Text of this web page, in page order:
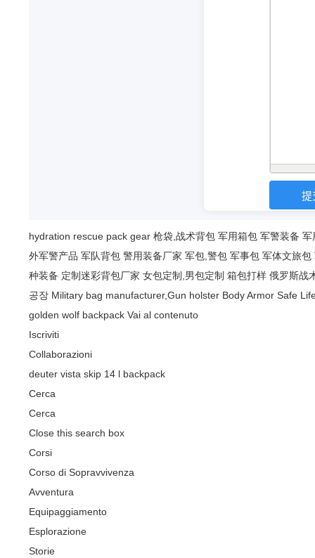
hydration rescue pack gear 枪袋,战术背包 军用箱包 军警装备 军
外军警产品 军队背包 警用装备厂家 军包,警包 军事包 军体文旅包
种装备 定制迷彩背包厂家 女包定制,男包定制 箱包打样 俄罗斯战
공장 Military bag manufacturer,Gun holster Body Armor Safe
golden wolf backpack Vai al contenuto
Iscriviti
Collaborazioni
deuter vista skip 14 l backpack
Cerca
Cerca
Close this search box
Corsi
Corso di Sopravvivenza
Avventura
Equipaggiamento
Esplorazione
Storie